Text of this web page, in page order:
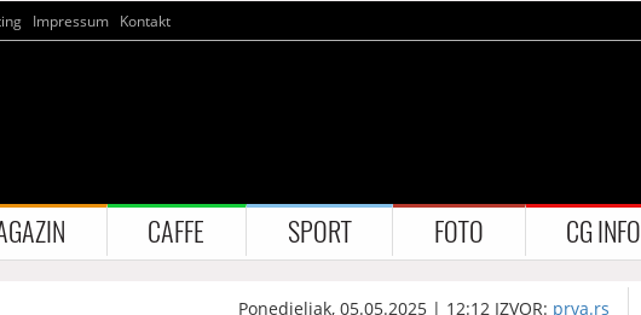
Impressum Kontakt
CAFFE SPORT FOTO CG INFO
Ponedjeljak, 05.05.2025 | 12:12 IZVOR: prva.rs